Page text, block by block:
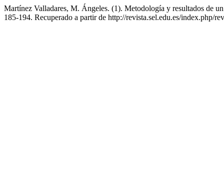
Martínez Valladares, M. Ángeles. (1). Metodología y resultados de
185-194. Recuperado a partir de http://revista.sel.edu.es/index.php/